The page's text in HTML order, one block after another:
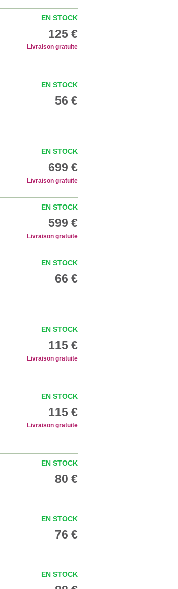
EN STOCK
125 €
Livraison gratuite
EN STOCK
56 €
EN STOCK
699 €
Livraison gratuite
EN STOCK
599 €
Livraison gratuite
EN STOCK
66 €
EN STOCK
115 €
Livraison gratuite
EN STOCK
115 €
Livraison gratuite
EN STOCK
80 €
EN STOCK
76 €
EN STOCK